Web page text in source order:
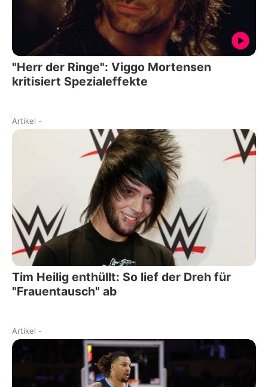
"Herr der Ringe": Viggo Mortensen
kritisiert Spezialeffekte
Artikel -
Tim Heilig enthüllt: So lief der Dreh für
"Frauentausch" ab
Artikel -